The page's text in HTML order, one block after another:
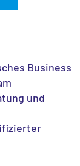
Business
und